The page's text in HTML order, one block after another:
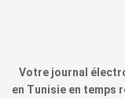
Votre journal
en Tunisie en temps